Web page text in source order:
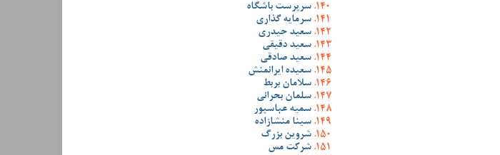
سرپرست باشگاه
سرمایه گذاری
سعید حیدری
سعید دقیقی
سعید صادقی
سعیده ایرانمنش
سلامان بربط
سلمان بحرانی
سمیه عباسپور
سینا منشازاده
شروین بزرگ
شرکت مس